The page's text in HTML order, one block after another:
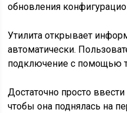
обновления
Утилита открывает
автоматически.
подключение с помощью
Достаточно просто
чтобы она поднялась на